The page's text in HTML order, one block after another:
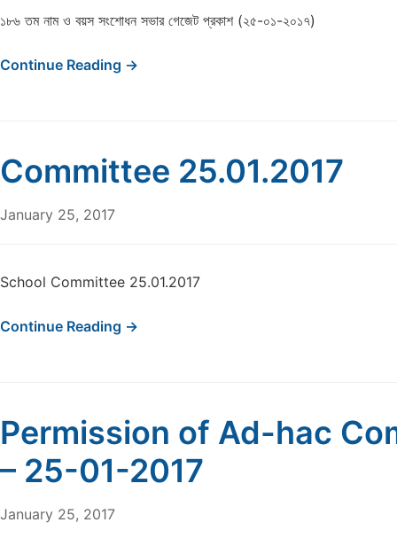
১৮৬ তম নাম ও বয়স সংশোধন সভার গেজেট প্রকাশ (২৫-০১-২০১৭)
Continue Reading →
Committee 25.01.2017
January 25, 2017
School Committee 25.01.2017
Continue Reading →
Permission of Ad-hac
– 25-01-2017
January 25, 2017